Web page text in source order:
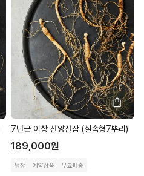
7년근 이상 산양산삼 (실속형7뿌리)
189,000원
냉장 예약상품 무료배송